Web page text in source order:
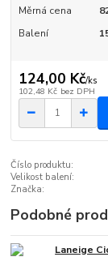
Měrná cena
Balení
124,00 Kč/ks
102,48 Kč bez DPH
Číslo produktu:
Velikost balení:
Značka:
Podobné
Laneige